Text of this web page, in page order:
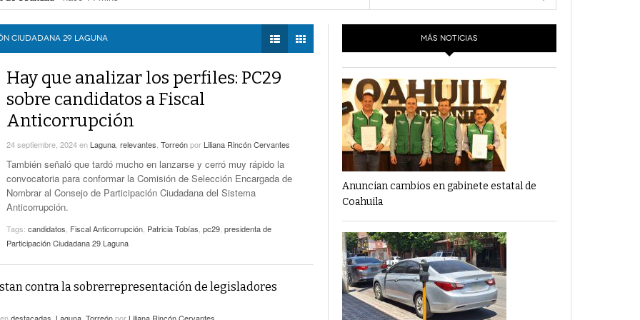
Víctimas Y Contra La Tortura
hace 18 horas -
Hay Que Esperar A Que Se Pongan De
Acuerdo Los Alcaldes: Presidente De La
Comisión De Movilidad Sobre Paso De Taxis
hace 20 horas -
Van Más De 4 Mil Taxis Verificados En Torreón.
Sigue El Robo De Catalizadores- hace 21 horas -
TWEETS AND
LA MEJOR 97.1
ESTÉREO GALLITO
Financiamiento’ Por PC29
‘La Laguna: Bomba De Tiempo Por Falta De
Planeación’ Por PC29- 17 mayo, 2021
‘Las Corrupciones, Sus Formas Y Efectos’ Por
PC29- 7 mayo, 2021
páginas fraudulentas- hace 16 horas -
programadas en Gómez Palacio- hace 17 horas -
obliga a Lerdo a ajustar finanzas e incrementar recaudación - hace 18
CIUDADANA 29 LAGUNA
Hay que analizar los perfiles: PC29
sobre candidatos a Fiscal
Anticorrupción
24 septiembre, 2024en Laguna relevantes Torreónpor Liliana Rincón Cervantes
También señaló que tardó mucho en lanzarse y cerró muy rápido la
convocatoria para conformar la Comisión de Selección Encargada de
Nombrar al Consejo de Participación Ciudadana del Sistema
Anticorrupción.
Tags: candidatos Fiscal Anticorrupción Patricia Tobías pc29 presidenta de
Participación Ciudadana 29 Laguna
contra la sobrerrepresentación de legisladores
MÁS NOTICIAS
Anuncian cambios en gabinete estatal de
Coahuila